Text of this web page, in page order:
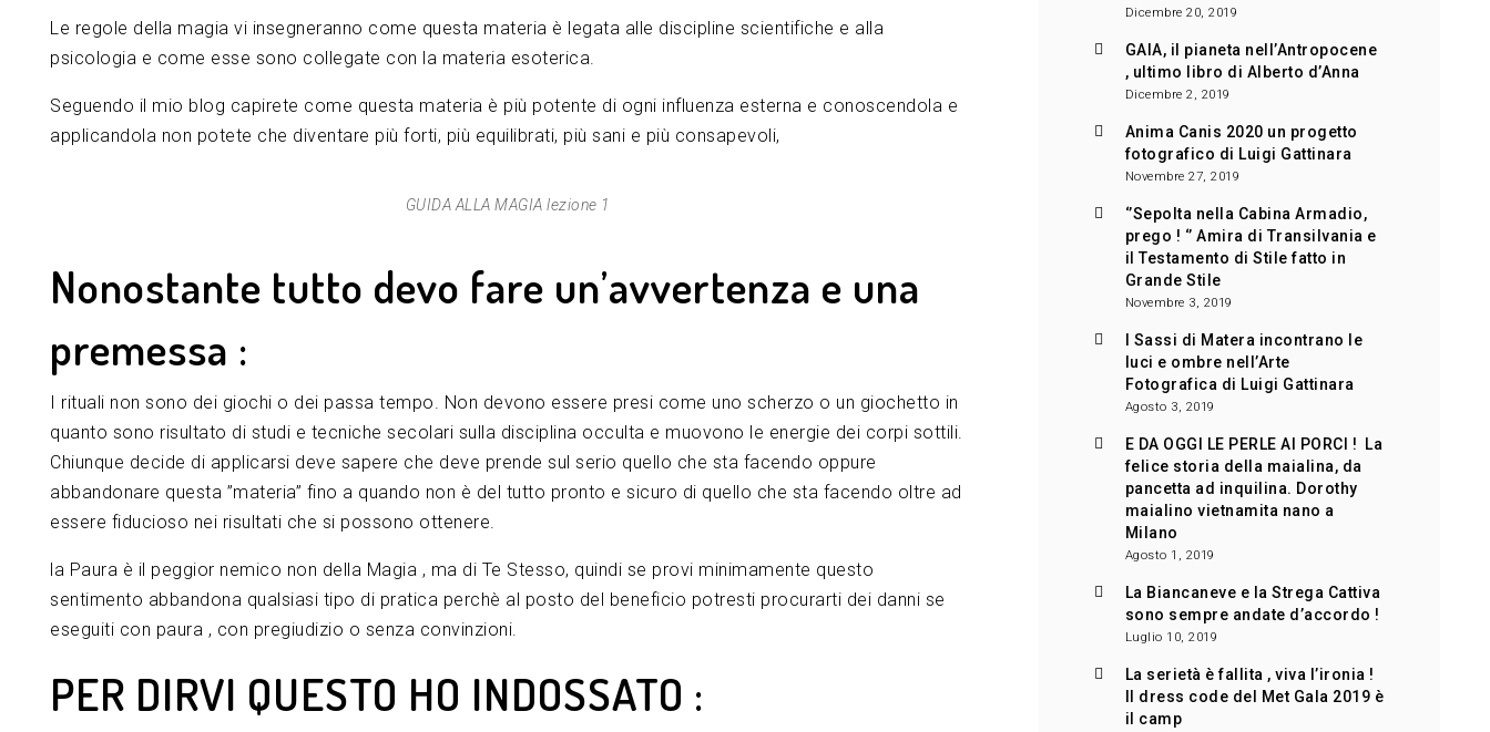
Le regole della magia vi insegneranno come questa materia è legata alle discipline scientifiche e alla
psicologia e come esse sono collegate con la materia esoterica.
Seguendo il mio blog capirete come questa materia è più potente di ogni influenza esterna e conoscendola e
applicandola non potete che diventare più forti, più equilibrati, più sani e più consapevoli,
GUIDA ALLA MAGIA lezione 1
Nonostante tutto devo fare un’avvertenza e una
premessa :
I rituali non sono dei giochi o dei passa tempo. Non devono essere presi come uno scherzo o un giochetto in
quanto sono risultato di studi e tecniche secolari sulla disciplina occulta e muovono le energie dei corpi sottili.
Chiunque decide di applicarsi deve sapere che deve prende sul serio quello che sta facendo oppure
abbandonare questa ”materia” fino a quando non è del tutto pronto e sicuro di quello che sta facendo oltre ad
essere fiducioso nei risultati che si possono ottenere.
la Paura è il peggior nemico non della Magia , ma di Te Stesso, quindi se provi minimamente questo
sentimento abbandona qualsiasi tipo di pratica perchè al posto del beneficio potresti procurarti dei danni se
eseguiti con paura , con pregiudizio o senza convinzioni.
PER DIRVI QUESTO HO INDOSSATO :
Dicembre 20, 2019
GAIA, il pianeta nell’Antropocene
, ultimo libro di Alberto d’Anna
Dicembre 2, 2019
Anima Canis 2020 un progetto
fotografico di Luigi Gattinara
Novembre 27, 2019
‘’Sepolta nella Cabina Armadio,
prego ! ‘’ Amira di Transilvania e
il Testamento di Stile fatto in
Grande Stile
Novembre 3, 2019
I Sassi di Matera incontrano le
luci e ombre nell’Arte
Fotografica di Luigi Gattinara
Agosto 3, 2019
E DA OGGI LE PERLE AI PORCI ! La
felice storia della maialina, da
pancetta ad inquilina. Dorothy
maialino vietnamita nano a
Milano
Agosto 1, 2019
La Biancaneve e la Strega Cattiva
sono sempre andate d’accordo !
Luglio 10, 2019
La serietà è fallita , viva l’ironia !
Il dress code del Met Gala 2019 è
il camp